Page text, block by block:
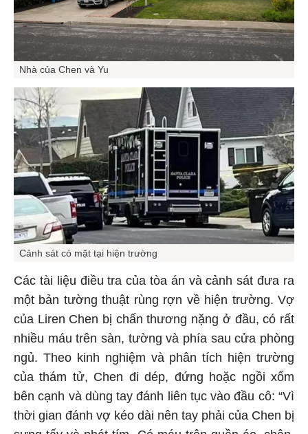
Nhà của Chen và Yu
Cảnh sát có mặt tại hiện trường
Các tài liệu điều tra của tòa án và cảnh sát đưa ra
một bản tường thuật rùng rợn về hiện trường. Vợ
của Liren Chen bị chấn thương nặng ở đầu, có rất
nhiều máu trên sàn, tường và phía sau cửa phòng
ngủ. Theo kinh nghiệm và phân tích hiện trường
của thám tử, Chen đi dép, đứng hoặc ngồi xổm
bên cạnh và dùng tay đánh liên tục vào đầu cô: “Vì
thời gian đánh vợ kéo dài nên tay phải của Chen bị